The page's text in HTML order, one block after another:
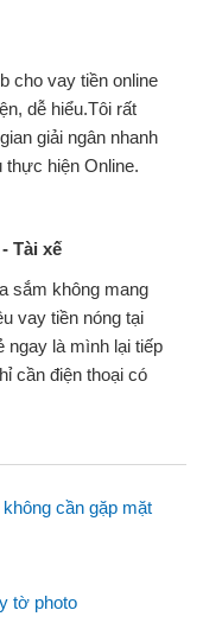
cho vay tiền online
dễ hiểu.Tôi rất
giải ngân nhanh
thực hiện Online.
Tài xế
sắm không mang
vay tiền nóng tại
ngay là mình lại tiếp
cần điện thoại có
cần gặp mặt
tờ photo